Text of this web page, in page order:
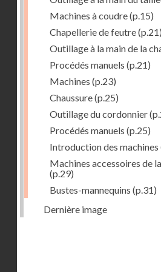
Machines à coudre(p.15)
Chapellerie de feutre(p.21)
Outillage à la main de la
Procédés manuels (p.21)
Machines (p.23)
Chaussure(p.25)
Outillage du cordonnier
Procédés manuels (p.25)
Introduction des machines
Machines accessoires de
(p.29)
Bustes-mannequins (p.31)
Dernière image